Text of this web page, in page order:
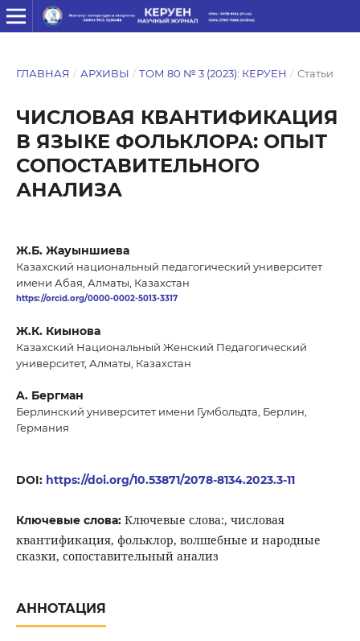
ГЛАВНАЯ / АРХИВЫ / ТОМ 80 № 3 (2023): КЕРУЕН / Статьи
ЧИСЛОВАЯ КВАНТИФИКАЦИЯ
В ЯЗЫКЕ ФОЛЬКЛОРА: ОПЫТ
СОПОСТАВИТЕЛЬНОГО
АНАЛИЗА
Ж.Б. Жауыншиева
Казахский национальный педагогический университет
имени Абая, Алматы, Казахстан
https://orcid.org/0000-0002-5013-3317
Ж.К. Киынова
Казахский Национальный Женский Педагогический
университет, Алматы, Казахстан
A. Бергман
Берлинский университет имени Гумбольдта, Берлин,
Германия
DOI: https://doi.org/10.53871/2078-8134.2023.3-11
Ключевые слова: Ключевые слова:, числовая
квантификация, фольклор, волшебные и народные
сказки, сопоставительный анализ
АННОТАЦИЯ